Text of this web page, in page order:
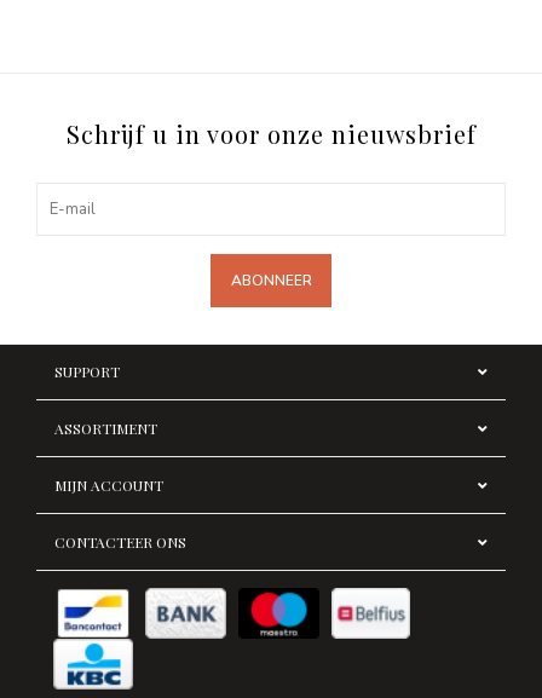
Schrijf u in voor onze nieuwsbrief
ABONNEER
SUPPORT
ASSORTIMENT
MIJN ACCOUNT
CONTACTEER ONS